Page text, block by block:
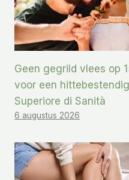
Geen gegrild vlees op
voor een
Superiore di Sanità
6 augustus 2026